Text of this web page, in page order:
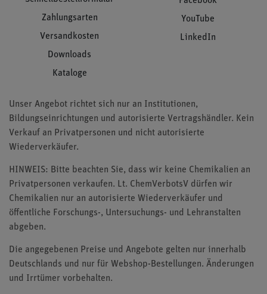
Zahlungsarten
Versandkosten
Downloads
Kataloge
YouTube
LinkedIn
Unser Angebot richtet sich nur an Institutionen,
Bildungseinrichtungen und autorisierte Vertragshändler. Kein
Verkauf an Privatpersonen und nicht autorisierte
Wiederverkäufer.
HINWEIS: Bitte beachten Sie, dass wir keine Chemikalien an
Privatpersonen verkaufen. Lt. ChemVerbotsV dürfen wir
Chemikalien nur an autorisierte Wiederverkäufer und
öffentliche Forschungs-, Untersuchungs- und Lehranstalten
abgeben.
Die angegebenen Preise und Angebote gelten nur innerhalb
Deutschlands und nur für Webshop-Bestellungen. Änderungen
und Irrtümer vorbehalten.